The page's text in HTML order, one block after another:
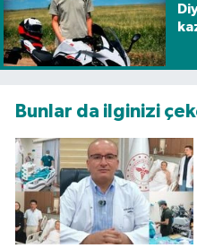
Bunlar da ilginizi